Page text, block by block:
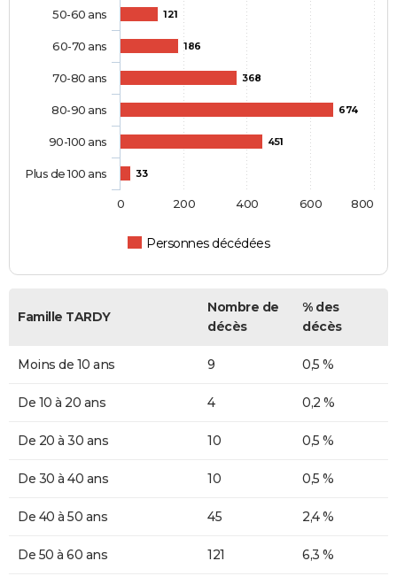
121
186
368
674
451
33
Personnes décédées
50-60 ans
60-70 ans
70-80 ans
80-90 ans
90-100 ans
Plus de 100 ans
0 200 400 600 800
Famille TARDY
Nombre de
décès
% des
décès
Moins de 10 ans 9 0,5 %
De 10 à 20 ans 4 0,2 %
De 20 à 30 ans 10 0,5 %
De 30 à 40 ans 10 0,5 %
De 40 à 50 ans 45 2,4 %
De 50 à 60 ans 121 6,3 %